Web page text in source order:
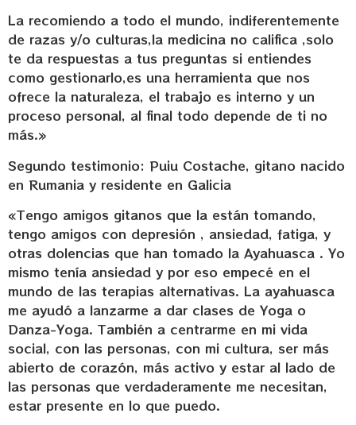
La recomiendo a todo el mundo, indiferentemente
de razas y/o culturas,la medicina no califica ,solo
te da respuestas a tus preguntas si entiendes
como gestionarlo,es una herramienta que nos
ofrece la naturaleza, el trabajo es interno y un
proceso personal, al final todo depende de ti no
más.»
Segundo testimonio: Puiu Costache, gitano nacido
en Rumania y residente en Galicia
«Tengo amigos gitanos que la están tomando,
tengo amigos con depresión , ansiedad, fatiga, y
otras dolencias que han tomado la Ayahuasca . Yo
mismo tenía ansiedad y por eso empecé en el
mundo de las terapias alternativas. La ayahuasca
me ayudó a lanzarme a dar clases de Yoga o
Danza-Yoga. También a centrarme en mi vida
social, con las personas, con mi cultura, ser más
abierto de corazón, más activo y estar al lado de
las personas que verdaderamente me necesitan,
estar presente en lo que puedo.